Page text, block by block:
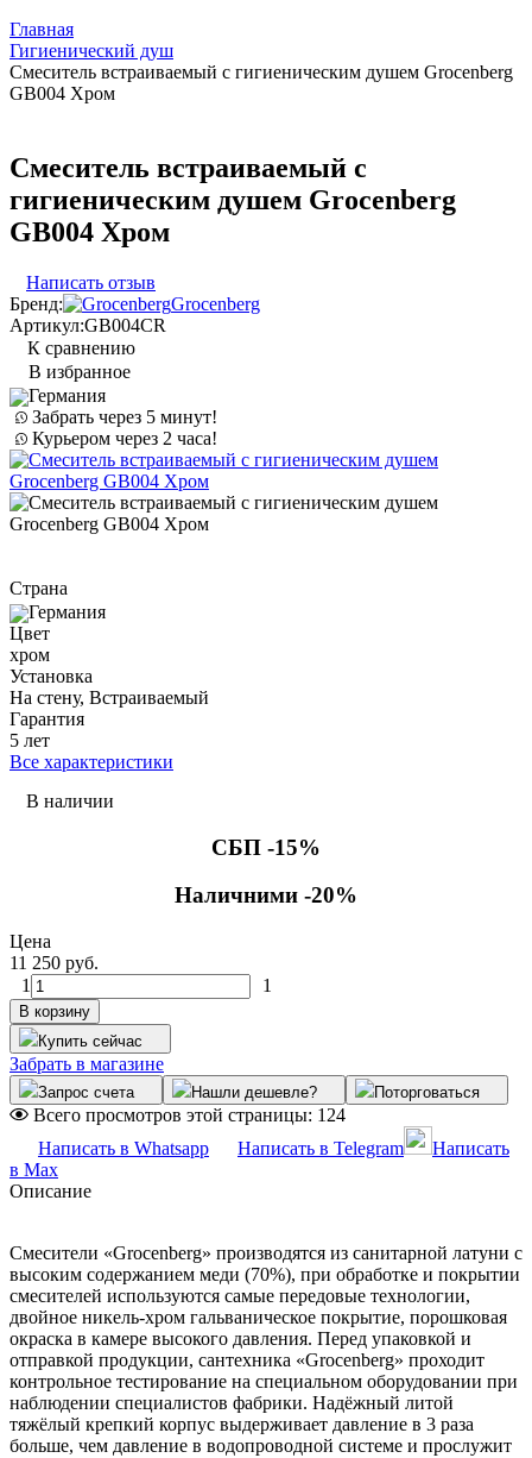
Главная
Гигиенический душ
Смеситель встраиваемый с гигиеническим душем Grocenberg
GB004 Хром
Смеситель встраиваемый с
гигиеническим душем Grocenberg
GB004 Хром
Написать отзыв
Бренд:
Grocenberg
Артикул:GB004CR
К сравнению
В избранное
Германия
Забрать через 5 минут!
Курьером через 2 часа!
Страна
Германия
Цвет
хром
Установка
На стену, Встраиваемый
Гарантия
5 лет
Все характеристики
В наличии
СБП -15%
Наличними -20%
Цена
11 250 руб.
1
1
В корзину
Купить сейчас
Забрать в магазине
Запрос счета Нашли дешевле? Поторговаться
Всего просмотров этой страницы: 124
Написать в Whatsapp
Написать в Telegram
Написать
в Max
Описание
Смесители «Grocenberg» производятся из санитарной латуни с
высоким содержанием меди (70%), при обработке и покрытии
смесителей используются самые передовые технологии,
двойное никель-хром гальваническое покрытие, порошковая
окраска в камере высокого давления. Перед упаковкой и
отправкой продукции, сантехника «Grocenberg» проходит
контрольное тестирование на специальном оборудовании при
наблюдении специалистов фабрики. Надёжный литой
тяжёлый крепкий корпус выдерживает давление в 3 раза
больше, чем давление в водопроводной системе и прослужит